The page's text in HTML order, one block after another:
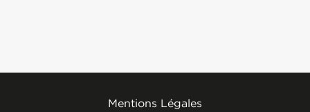
Mentions Légales